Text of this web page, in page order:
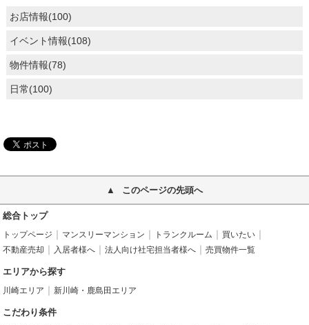
お店情報(100)
イベント情報(108)
物件情報(78)
日常(100)
このページの先頭へ
総合トップ
トップページ マンスリーマンション トランクルーム
買いたい
不動産売却
入居者様へ 法人向け社宅担当者様へ 売買物件一覧
エリアから探す
川崎エリア 新川崎・鹿島田エリア
こだわり条件